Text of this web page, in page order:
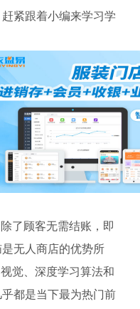
紧跟着小编来学习学
了顾客无需结账，即
无人商店的优势所
觉、深度学习算法和
都是当下最为热门前